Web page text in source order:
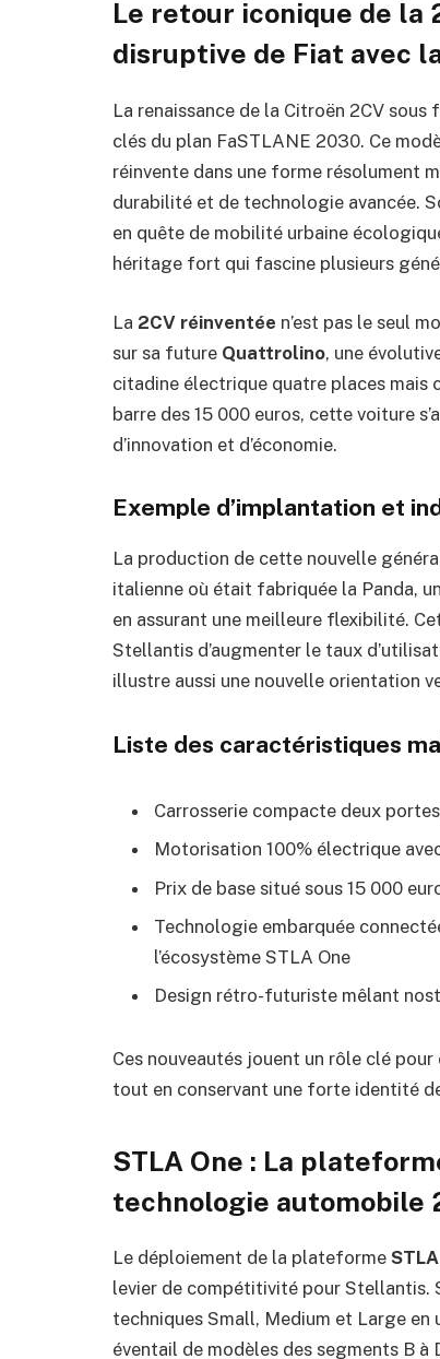
Le retour iconique de
disruptive de Fiat avec
La renaissance de la Citroën 2CV
clés du plan FaSTLANE 2030. Ce
réinvente dans une forme résolument
durabilité et de technologie avancée.
en quête de mobilité urbaine
héritage fort qui fascine plusieurs
La 2CV réinventée n’est pas le seul
sur sa future Quattrolino, une
citadine électrique quatre places mais
barre des 15 000 euros, cette voiture
d’innovation et d’économie.
Exemple d’implantation et
La production de cette nouvelle
italienne où était fabriquée la Panda,
en assurant une meilleure flexibilité.
Stellantis d’augmenter le taux
illustre aussi une nouvelle orientation
Liste des caractéristiques
Carrosserie compacte deux
Motorisation 100% électrique
Prix de base situé sous 15 000
Technologie embarquée
l’écosystème STLA One
Design rétro-futuriste mêlant
Ces nouveautés jouent un rôle clé
tout en conservant une forte identité
STLA One : La
technologie automobile
Le déploiement de la plateforme
levier de compétitivité pour Stellantis.
techniques Small, Medium et Large
éventail de modèles des segments B